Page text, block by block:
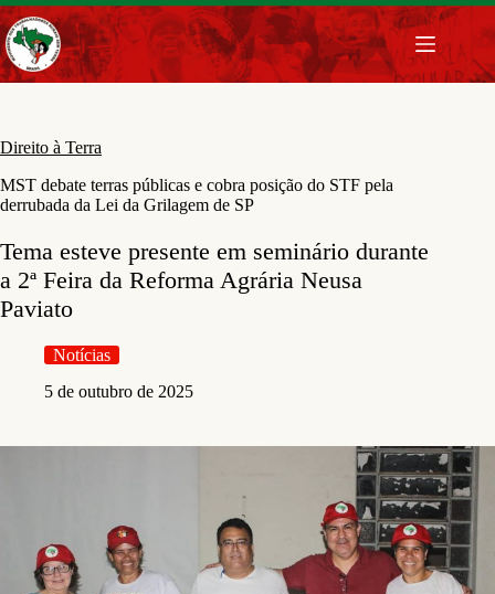
Pular
para
o
conteúdo
Direito à Terra
MST debate terras públicas e cobra posição do STF pela
derrubada da Lei da Grilagem de SP
Tema esteve presente em seminário durante
a 2ª Feira da Reforma Agrária Neusa
Paviato
Notícias
5 de outubro de 2025